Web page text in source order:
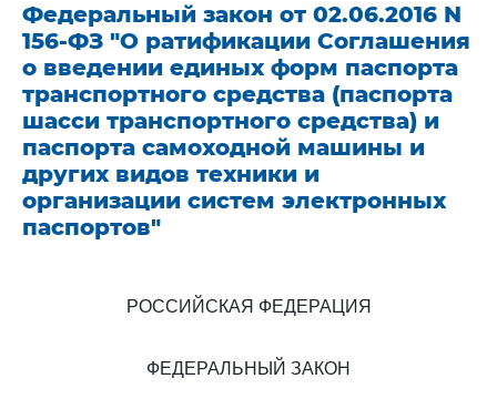
Федеральный закон от 02.06.2016 N
156-ФЗ "О ратификации Соглашения
о введении единых форм паспорта
транспортного средства (паспорта
шасси транспортного средства) и
паспорта самоходной машины и
других видов техники и
организации систем электронных
паспортов"
РОССИЙСКАЯ ФЕДЕРАЦИЯ
ФЕДЕРАЛЬНЫЙ ЗАКОН